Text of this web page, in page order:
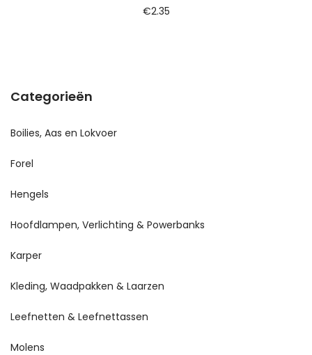
€2.35
Categorieën
Boilies, Aas en Lokvoer
Forel
Hengels
Hoofdlampen, Verlichting & Powerbanks
Karper
Kleding, Waadpakken & Laarzen
Leefnetten & Leefnettassen
Molens